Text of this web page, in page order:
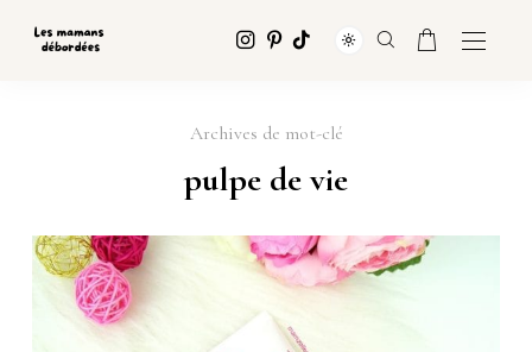
Archives de mot-clé
pulpe de vie